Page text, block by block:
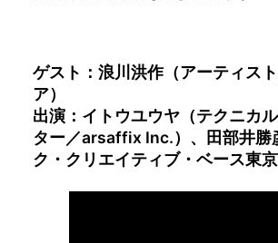
ゲスト：浪川洪作（アーティス
ア）
出演：イトウユウヤ（テクニカ
ター／arsaffix Inc.）、田部井勝
ク・クリエイティブ・ベース東京